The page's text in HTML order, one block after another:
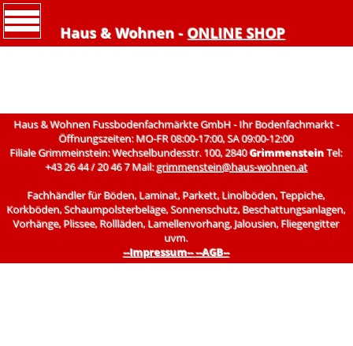
Haus & Wohnen -ONLINE SHOP
Haus & Wohnen Fussbodenfachmärkte GmbH - Ihr Bodenfachmarkt -
Öffnungszeiten: MO-FR 08:00-17:00, SA 09:00-12:00
Filiale Grimmeinstein: Wechselbundesstr. 100, 2840GrimmensteinTel:
+43 26 44 / 20 46 7 Mail:grimmenstein@haus-wohnen.at
Fachhändler für Böden, Laminat, Parkett, Linolböden, Teppiche,
Korkböden, Schaumpolsterbeläge, Sonnenschutz, Beschattungsanlagen,
Vorhänge, Plissee, Rollläden, Lamellenvorhang, Jalousien, Fliegengitter
uvm.
--Impressum----AGB--